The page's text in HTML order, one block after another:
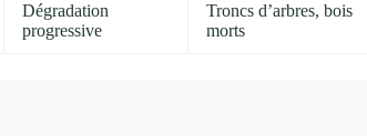
Dégradation
progressive
Troncs d’arbres, bois
morts